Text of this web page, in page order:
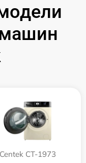
Centek CT-1973